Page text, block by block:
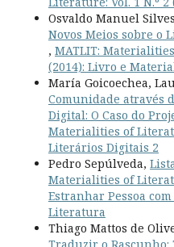
Osvaldo Manuel
Novos Meios sobre o
, MATLIT:
(2014): Livro e
María Goicoechea,
Comunidade através
Digital: O Caso do
Materialities of
Literários Digitais 2
Pedro Sepúlveda,
Materialities of
Estranhar Pessoa
Literatura
Thiago Mattos de
Traduzir o Rascunho: